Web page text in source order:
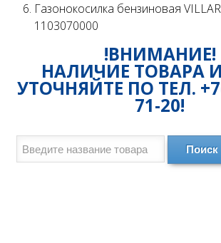
Газонокосилка бензиновая
1103070000
!ВНИМАНИЕ!
НАЛИЧИЕ ТОВАРА
УТОЧНЯЙТЕ ПО ТЕЛ.
71-20!
Поиск